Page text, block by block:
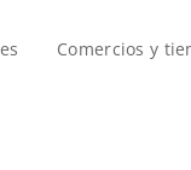
Comercios y